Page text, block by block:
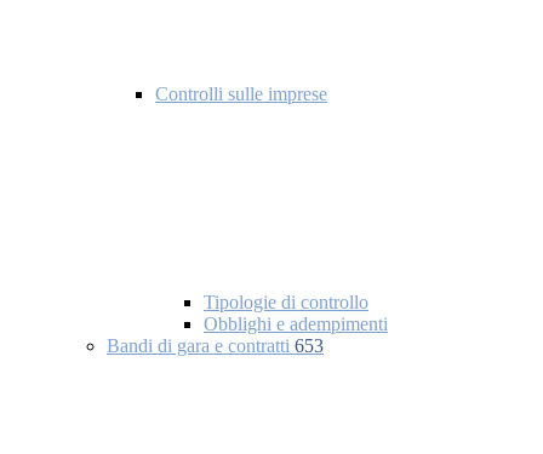
Controlli sulle imprese
Tipologie di controllo
Obblighi e adempimenti
Bandi di gara e contratti 653